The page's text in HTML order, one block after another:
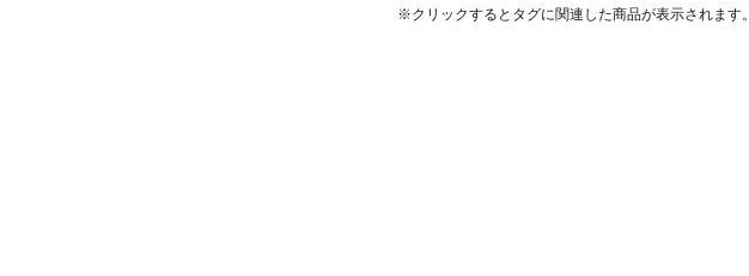
※クリックするとタグに関連した商品が表示されます。